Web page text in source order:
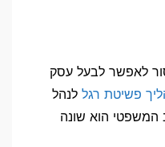
לאפשר לבעל עסק
פשיטת רגל לנהל
הוא שונה